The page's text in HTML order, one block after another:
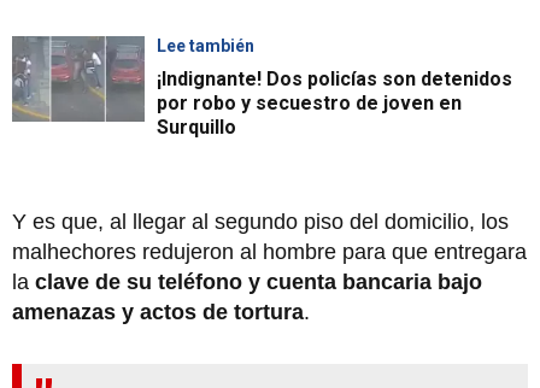
Lee también
¡Indignante! Dos policías son detenidos
por robo y secuestro de joven en
Surquillo
Y es que, al llegar al segundo piso del domicilio, los
malhechores redujeron al hombre para que entregara
la clave de su teléfono y cuenta bancaria bajo
amenazas y actos de tortura.